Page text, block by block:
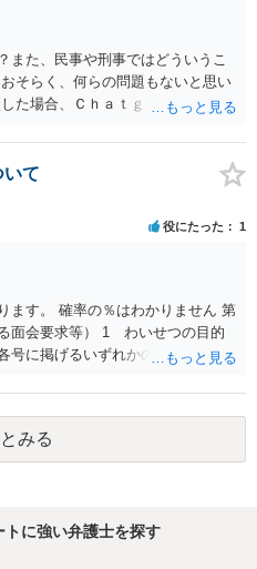
また、民事や刑事ではどういうこ
そらく、何らの問題もないと思い
た場合、Ｃｈａｔｇｐｔがｏｐｅ
会社名を特定していない限り、一
込まれる可能性が生じるにすぎま
報に当たるとは思えませんし、名
謗中傷の不特定多数への公開に
、誰がその内容をｃｈａｔｇｐｔ
とはないので、個人や会社の特定
特定して書き込んだとして
に問われることはないでしょう。
いて
役にたった 1
ます。 確率の％はわかりません 第
面会要求等） 1 わいせつの目的
号に掲げるいずれかの行為をした
生まれた者に限る。）は、一年以
に処する。 一 威迫し、偽計を用
。 二 拒まれたにもかかわらず、
金銭その他の利益を供与し、又は
罰金に処する。
みる
に強い弁護士を探す